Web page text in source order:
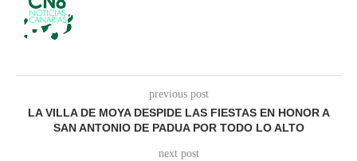
previous post
LA VILLA DE MOYA DESPIDE LAS FIESTAS EN HONOR A
SAN ANTONIO DE PADUA POR TODO LO ALTO
next post